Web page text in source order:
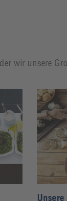
wir unsere